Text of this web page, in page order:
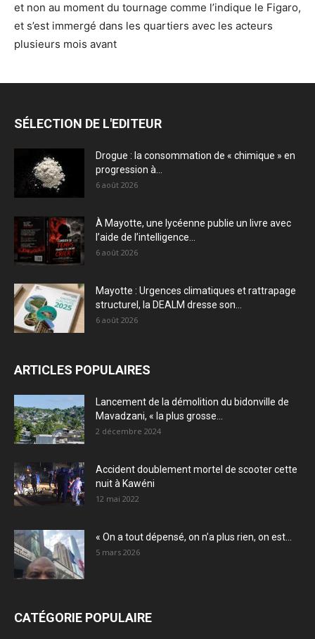
et non au moment du tournage comme l’indique le Figaro,
et s’est immergé dans les quartiers avec les acteurs
plusieurs mois avant
SÉLECTION DE L'EDITEUR
Drogue : la consommation de « chimique » en
progression à...
6 août 2026
À Mayotte, une lycéenne publie un livre avec
l’aide de l’intelligence...
6 août 2026
Mayotte : Urgences climatiques et rattrapage
structurel, la DEALM dresse son...
6 août 2026
ARTICLES POPULAIRES
Lancement de la démolition du bidonville de
Mavadzani, « la plus grosse...
2 décembre 2024
Accident doublement mortel de scooter cette
nuit à Kawéni
12 mai 2022
« On a tout dépensé, on n’a plus rien, on est...
5 mars 2026
CATÉGORIE POPULAIRE